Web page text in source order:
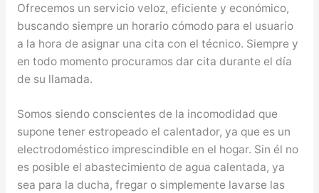
Ofrecemos un servicio veloz, eficiente y económico,
buscando siempre un horario cómodo para el usuario
a la hora de asignar una cita con el técnico. Siempre y
en todo momento procuramos dar cita durante el día
de su llamada.
Somos siendo conscientes de la incomodidad que
supone tener estropeado el calentador, ya que es un
electrodoméstico imprescindible en el hogar. Sin él no
es posible el abastecimiento de agua calentada, ya
sea para la ducha, fregar o simplemente lavarse las